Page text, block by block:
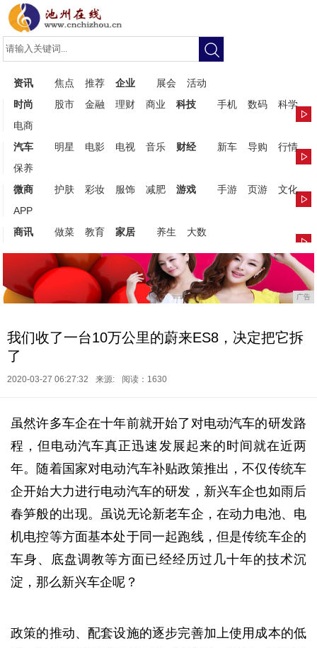
资讯 焦点 推荐 企业 展会
活动
时尚
股市 金融 理财 商业 科技 手机 数码
科学
电商
汽车
明星 电影 电视 音乐 财经 新车 导购
行情
保养
微商
护肤 彩妆 服饰 减肥 游戏 手游 页游
文化
APP
商讯
做菜 教育 家居 养生 大数
广告
我们收了一台10万公里的蔚来ES8，决定把它拆
了
2020-03-27 06:27:32 来源: 阅读：1630
虽然许多车企在十年前就开始了对电动汽车的研发路
程，但电动汽车真正迅速发展起来的时间就在近两
年。随着国家对电动汽车补贴政策推出，不仅传统车
企开始大力进行电动汽车的研发，新兴车企也如雨后
春笋般的出现。虽说无论新老车企，在动力电池、电
机电控等方面基本处于同一起跑线，但是传统车企的
车身、底盘调教等方面已经经历过几十年的技术沉
淀，那么新兴车企呢？
政策的推动、配套设施的逐步完善加上使用成本的低